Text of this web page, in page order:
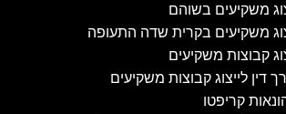
משקיעים בשוהם
משקיעים בקרית שדה התעופה
קבוצות משקיעים
דין לייצוג קבוצות משקיעים
קריפטו